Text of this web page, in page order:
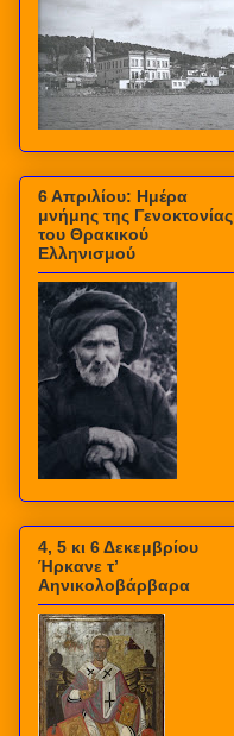
6 Απριλίου: Ημέρα
μνήμης της Γενοκτονίας
του Θρακικού
Ελληνισμού
4, 5 κι 6 Δεκεμβρίου
Ήρκανε τ’
Αηνικολοβάρβαρα